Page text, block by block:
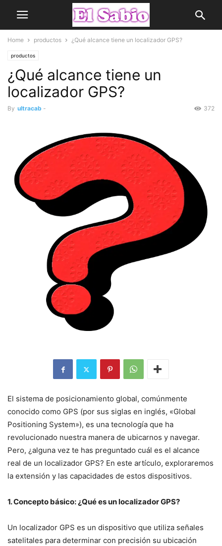
Home productos ¿Qué alcance tiene un localizador GPS?
productos
¿Qué alcance tiene un
localizador GPS?
By ultracab - 372
El sistema de posicionamiento global, comúnmente
conocido como GPS (por sus siglas en inglés, «Global
Positioning System»), es una tecnología que ha
revolucionado nuestra manera de ubicarnos y navegar.
Pero, ¿alguna vez te has preguntado cuál es el alcance
real de un localizador GPS? En este artículo, exploraremos
la extensión y las capacidades de estos dispositivos.
1. Concepto básico: ¿Qué es un localizador GPS?
Un localizador GPS es un dispositivo que utiliza señales
satelitales para determinar con precisión su ubicación